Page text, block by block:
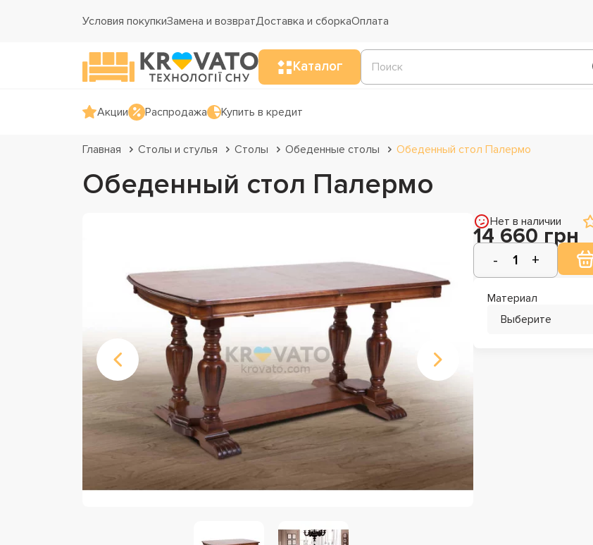
Условия покупкиЗамена и возвратДоставка и сборкаОплата
Каталог
Акции Распродажа Купить в кредит
Главная Столы и стулья Столы Обеденные столы Обеденный стол Палермо
Обеденный стол Палермо
Нет в наличии
14 660 грн
Материал
Выберите